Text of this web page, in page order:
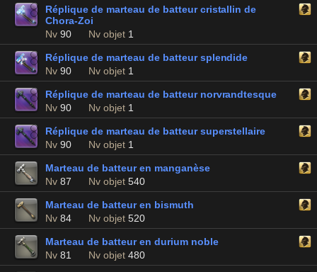
Réplique de marteau de batteur cristallin de
Chora-Zoi
Nv 90 Nv objet 1
Réplique de marteau de batteur splendide
Nv 90 Nv objet 1
Réplique de marteau de batteur norvrandtesque
Nv 90 Nv objet 1
Réplique de marteau de batteur superstellaire
Nv 90 Nv objet 1
Marteau de batteur en manganèse
Nv 87 Nv objet 540
Marteau de batteur en bismuth
Nv 84 Nv objet 520
Marteau de batteur en durium noble
Nv 81 Nv objet 480